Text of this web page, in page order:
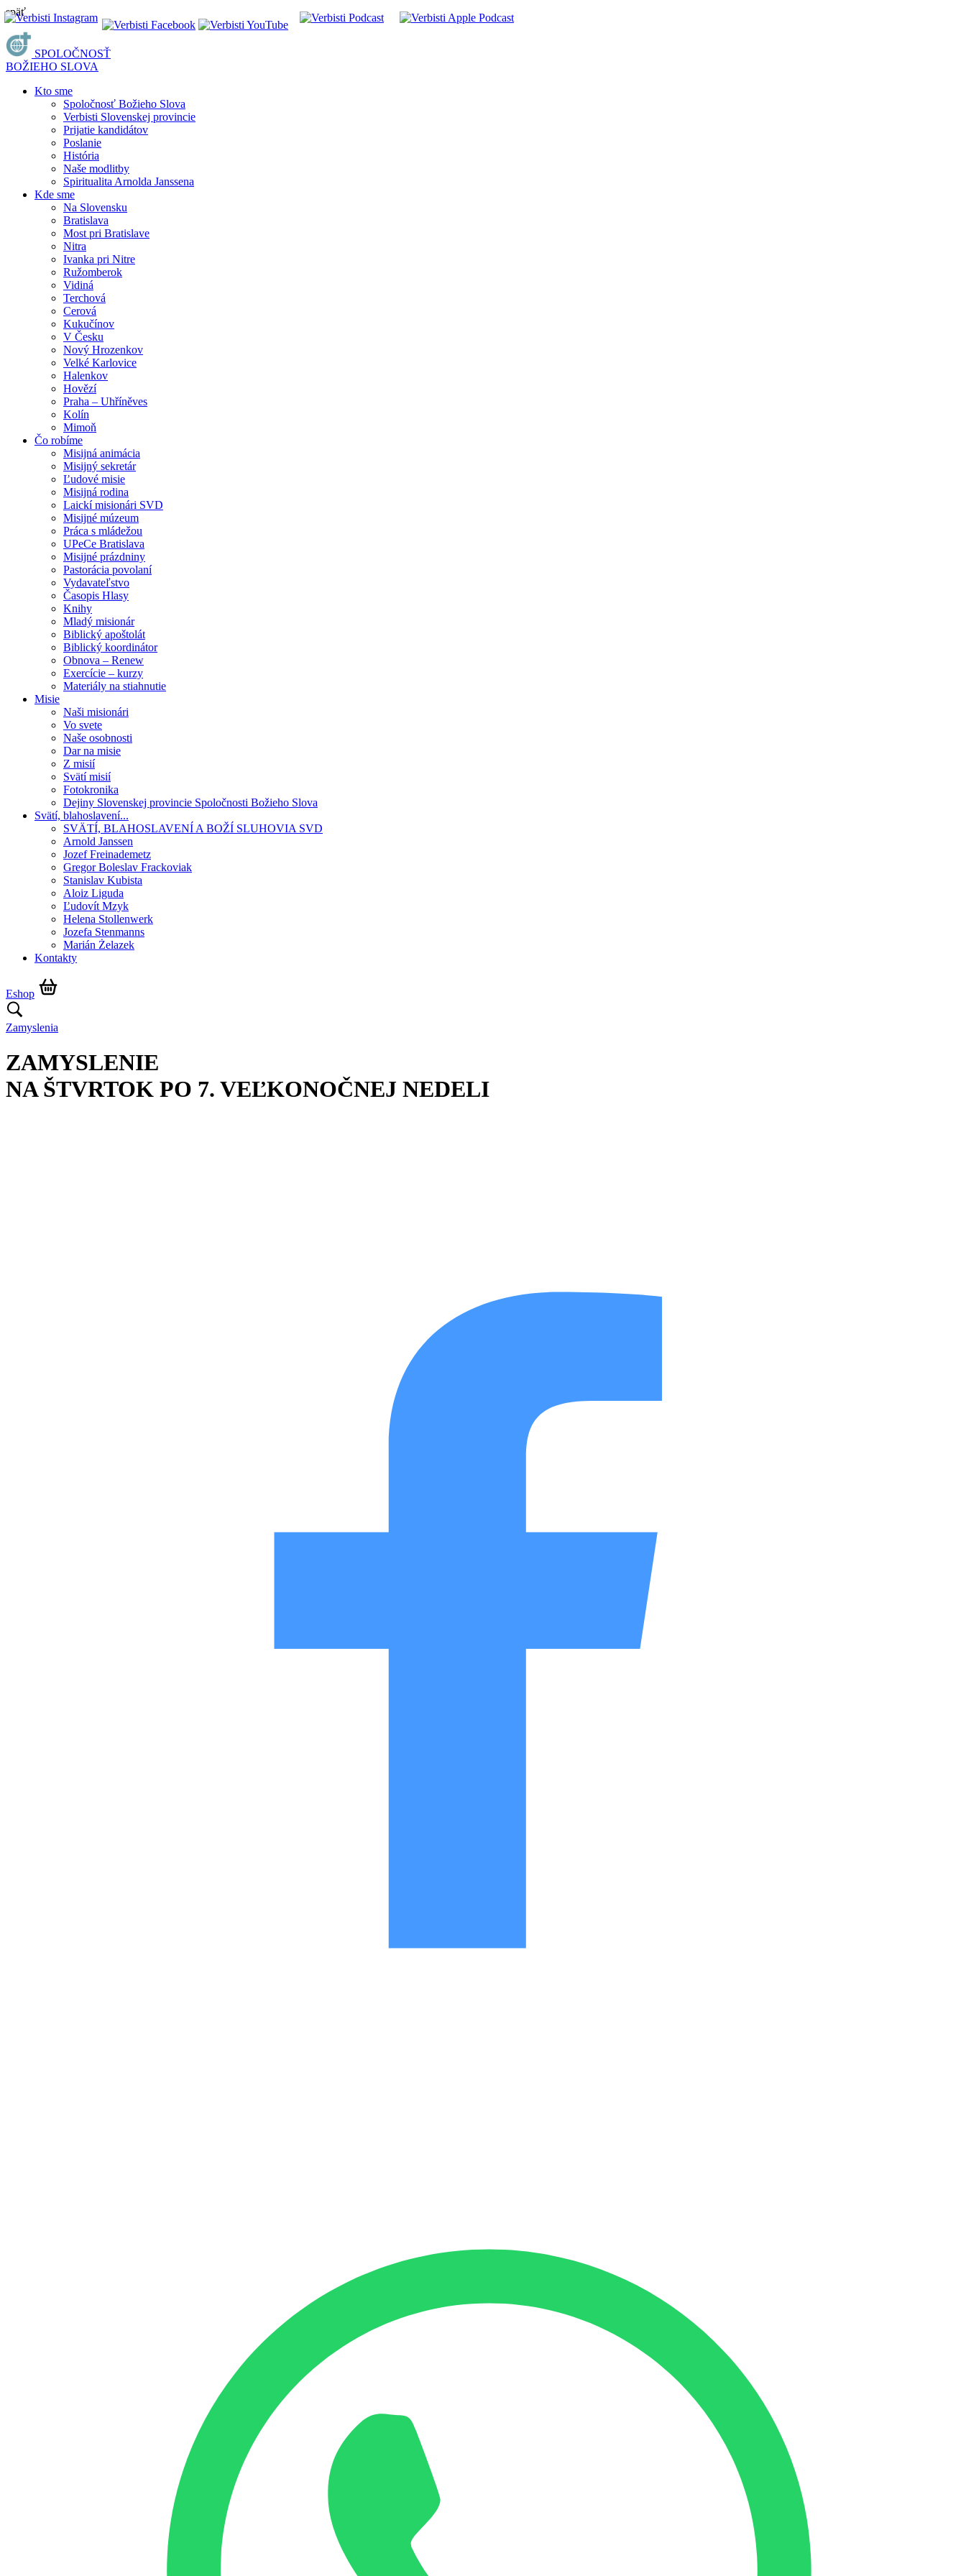
späť
SPOLOČNOSŤ
BOŽIEHO SLOVA
Kto sme
Spoločnosť Božieho Slova
Verbisti Slovenskej provincie
Prijatie kandidátov
Poslanie
História
Naše modlitby
Spiritualita Arnolda Janssena
Kde sme
Na Slovensku
Bratislava
Most pri Bratislave
Nitra
Ivanka pri Nitre
Ružomberok
Vidiná
Terchová
Cerová
Kukučínov
V Česku
Nový Hrozenkov
Velké Karlovice
Halenkov
Hovězí
Praha – Uhříněves
Kolín
Mimoň
Čo robíme
Misijná animácia
Misijný sekretár
Ľudové misie
Misijná rodina
Laickí misionári SVD
Misijné múzeum
Práca s mládežou
UPeCe Bratislava
Misijné prázdniny
Pastorácia povolaní
Vydavateľstvo
Časopis Hlasy
Knihy
Mladý misionár
Biblický apoštolát
Biblický koordinátor
Obnova – Renew
Exercície – kurzy
Materiály na stiahnutie
Misie
Naši misionári
Vo svete
Naše osobnosti
Dar na misie
Z misií
Svätí misií
Fotokronika
Dejiny Slovenskej provincie Spoločnosti Božieho Slova
Svätí, blahoslavení...
SVÄTÍ, BLAHOSLAVENÍ A BOŽÍ SLUHOVIA SVD
Arnold Janssen
Jozef Freinademetz
Gregor Boleslav Frackoviak
Stanislav Kubista
Aloiz Liguda
Ľudovít Mzyk
Helena Stollenwerk
Jozefa Stenmanns
Marián Żelazek
Kontakty
Eshop
Zamyslenia
ZAMYSLENIE
NA ŠTVRTOK PO 7. VEĽKONOČNEJ NEDELI